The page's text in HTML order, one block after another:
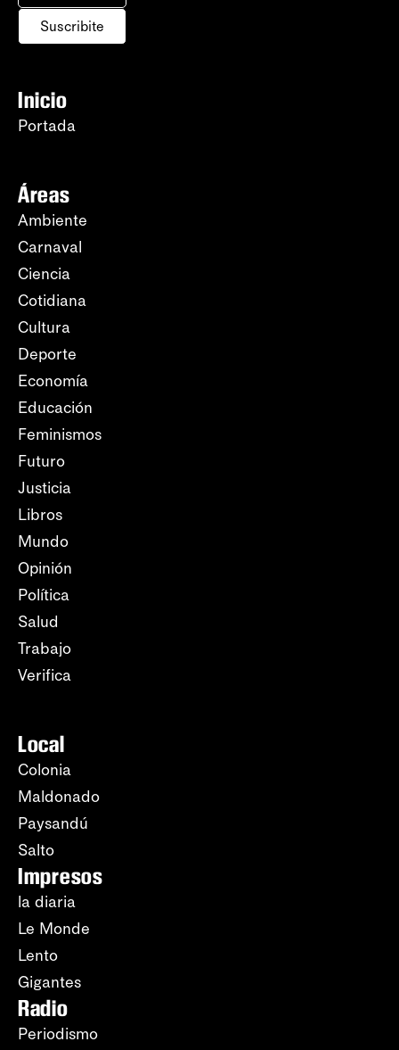
Suscribite
Inicio
Portada
Áreas
Ambiente
Carnaval
Ciencia
Cotidiana
Cultura
Deporte
Economía
Educación
Feminismos
Futuro
Justicia
Libros
Mundo
Opinión
Política
Salud
Trabajo
Verifica
Local
Colonia
Maldonado
Paysandú
Salto
Impresos
la diaria
Le Monde
Lento
Gigantes
Radio
Periodismo